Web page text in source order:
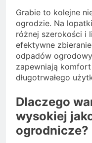
Grabie to kolejne
ogrodzie. Na
różnej szerokości i
efektywne
odpadów
zapewniają
długotrwałego
Dlaczego
wysokiej
ogrodnicze?